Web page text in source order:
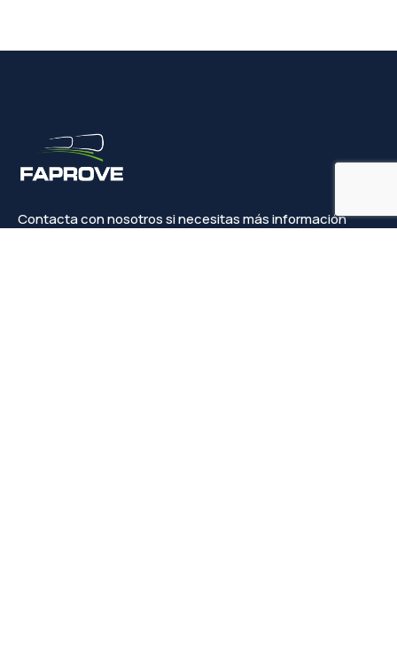
Contacta con nosotros si necesitas más información